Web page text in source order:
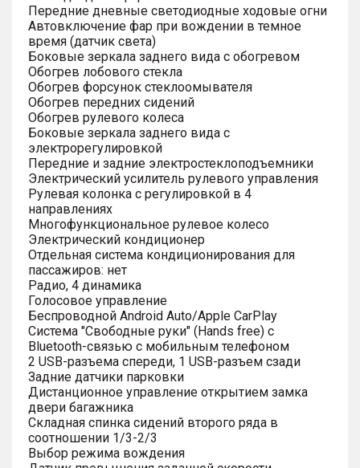
Передние дневные светодиодные ходовые огни
Автовключение фар при вождении в темное
время (датчик света)
Боковые зеркала заднего вида с обогревом
Обогрев лобового стекла
Обогрев форсунок стеклоомывателя
Обогрев передних сидений
Обогрев рулевого колеса
Боковые зеркала заднего вида с
электрорегулировкой
Передние и задние электростеклоподъемники
Электрический усилитель рулевого управления
Рулевая колонка с регулировкой в 4
направлениях
Многофункциональное рулевое колесо
Электрический кондиционер
Отдельная система кондиционирования для
пассажиров: нет
Радио, 4 динамика
Голосовое управление
Беспроводной Android Auto/Apple CarPlay
Система "Свободные руки" (Hands free) с
Bluetooth-связью с мобильным телефоном
2 USB-разъема спереди, 1 USB-разъем сзади
Задние датчики парковки
Дистанционное управление открытием замка
двери багажника
Складная спинка сидений второго ряда в
соотношении 1/3-2/3
Выбор режима вождения